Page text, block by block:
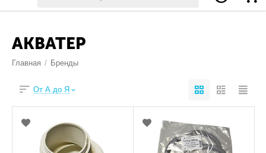
АКВАТЕР
Главная / Бренды
От А до Я